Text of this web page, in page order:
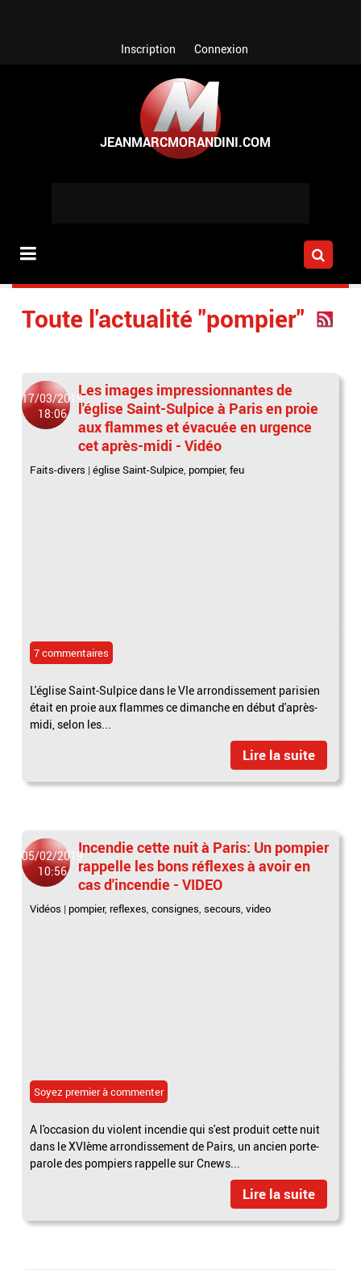
Inscription Connexion
Toute l'actualité "pompier"
17/03/2019
18:06
Les images impressionnantes de
l'église Saint-Sulpice à Paris en proie
aux flammes et évacuée en urgence
cet après-midi - Vidéo
Faits-divers |église Saint-Sulpice, pompier,feu
7 commentaires
L'église Saint-Sulpice dans le VIe arrondissement parisien
était en proie aux flammes ce dimanche en début d'après-
midi, selon les...
Lire la suite
05/02/2019
10:56
Incendie cette nuit à Paris: Un pompier
rappelle les bons réflexes à avoir en
cas d'incendie - VIDEO
Vidéos | pompier, reflexes,consignes,secours,video
Soyez premier à commenter
A l'occasion du violent incendie qui s'est produit cette nuit
dans le XVIème arrondissement de Pairs, un ancien porte-
parole des pompiers rappelle sur Cnews...
Lire la suite